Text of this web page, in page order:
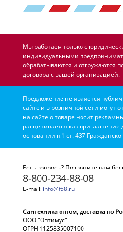
Мы работаем только с
индивидуальными
обрабатываются и отгружаются
договора с вашей организацией.
Предложение не является
сайте и в розничной сети могут
на сайте о товаре носит
расценивается как приглашение
основании п.1 ст. 437
Есть вопросы? Позвоните нам
8-800-234-88-08
E-mail: info@f58.ru
Сантехника оптом, доставка по
ООО "Оптимус"
ОГРН 1125835007100